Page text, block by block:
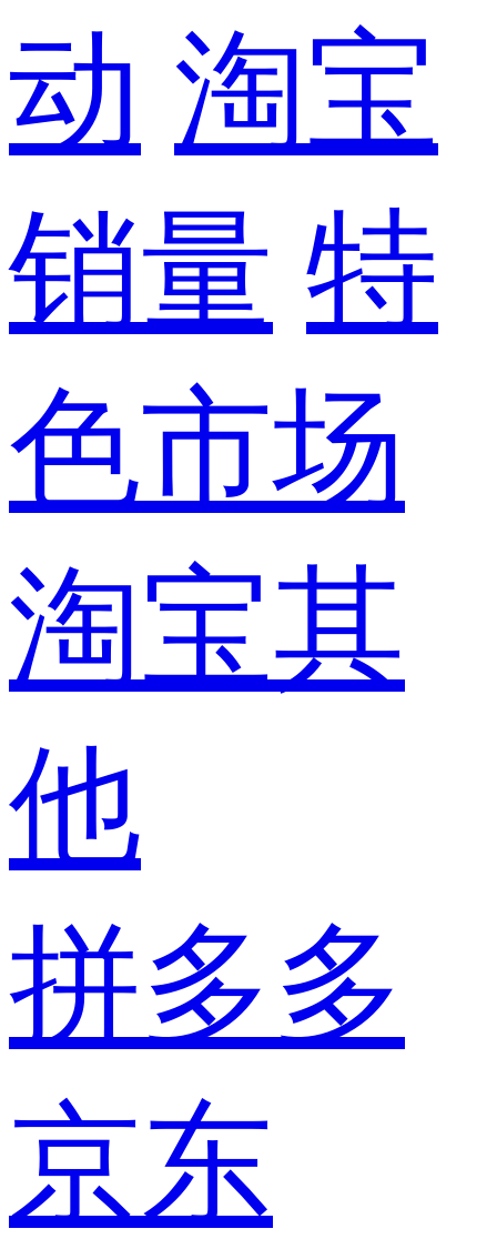
动 淘宝
销量 特
色市场
淘宝其
他
拼多多
京东